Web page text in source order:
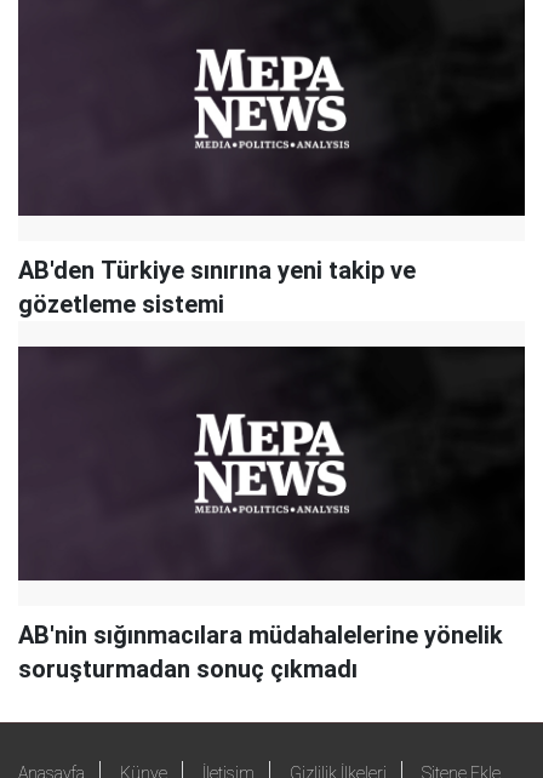
AB'den Türkiye sınırına yeni takip ve
gözetleme sistemi
AB'nin sığınmacılara müdahalelerine yönelik
soruşturmadan sonuç çıkmadı
Anasayfa Künye İletişim Gizlilik İlkeleri Sitene Ekle